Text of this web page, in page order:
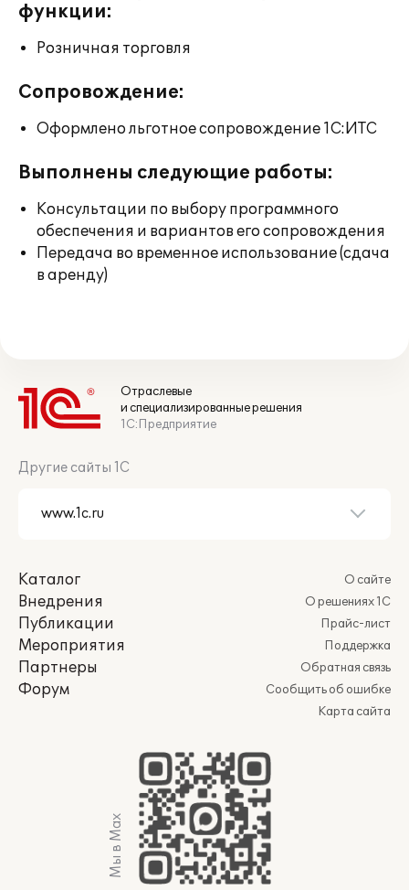
функции:
Розничная торговля
Сопровождение:
Оформлено льготное сопровождение 1С:ИТС
Выполнены следующие работы:
Консультации по выбору программного
обеспечения и вариантов его сопровождения
Передача во временное использование (сдача
в аренду)
Отраслевые
и специализированные решения
1С:Предприятие
Другие сайты 1С
Каталог
Внедрения
Публикации
Мероприятия
Партнеры
Форум
О сайте
О решениях 1С
Прайс-лист
Поддержка
Обратная связь
Сообщить об ошибке
Карта сайта
Мы в Max